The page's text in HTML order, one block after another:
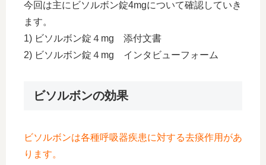
今回は主にビソルボン錠4mgについて確認していき
ます。
1) ビソルボン錠４mg 添付文書
2) ビソルボン錠４mg インタビューフォーム
ビソルボンの効果
ビソルボンは各種呼吸器疾患に対する去痰作用があ
ります。